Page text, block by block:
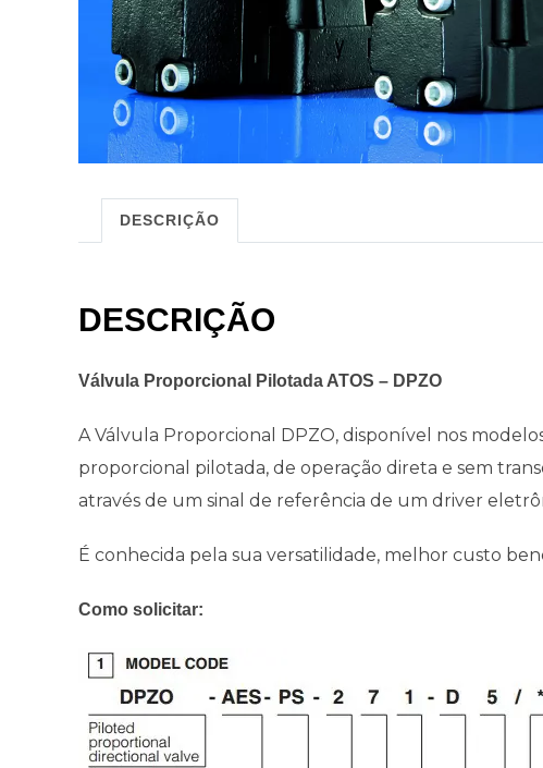
DESCRIÇÃO
DESCRIÇÃO
Válvula Proporcional Pilotada ATOS – DPZO
A Válvula Proporcional DPZO, disponível nos
proporcional pilotada, de operação direta e sem
através de um sinal de referência de um driver
É conhecida pela sua versatilidade, melhor custo
Como solicitar: